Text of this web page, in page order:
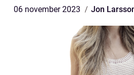
06 november 2023 Jon